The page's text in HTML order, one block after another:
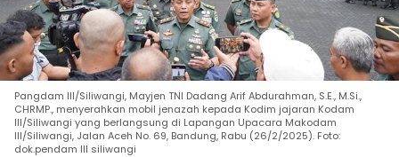
Pangdam III/Siliwangi, Mayjen TNI Dadang Arif Abdurahman, S.E., M.Si.,
CHRMP., menyerahkan mobil jenazah kepada Kodim jajaran Kodam
III/Siliwangi yang berlangsung di Lapangan Upacara Makodam
III/Siliwangi, Jalan Aceh No. 69, Bandung, Rabu (26/2/2025). Foto:
dok.pendam III siliwangi